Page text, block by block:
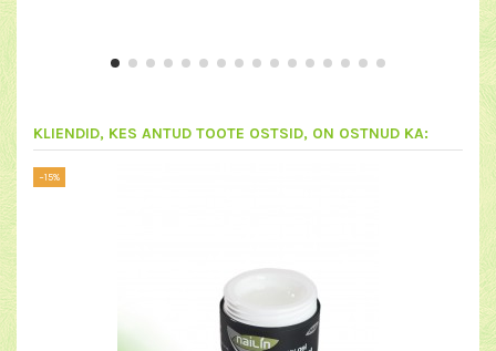
KLIENDID, KES ANTUD TOOTE OSTSID, ON OSTNUD KA:
−15%